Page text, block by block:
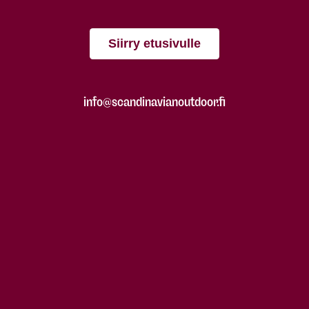
Siirry etusivulle
info@scandinavianoutdoor.fi